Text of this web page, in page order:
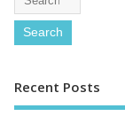
Recent Posts